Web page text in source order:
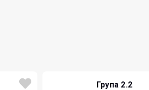
Група 2.2